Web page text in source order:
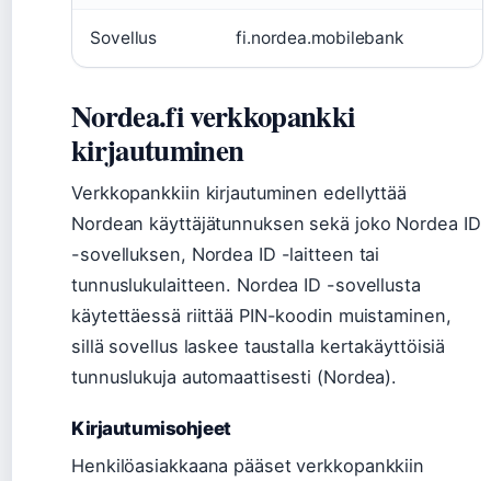
Sovellus fi.nordea.mobilebank
Nordea.fi verkkopankki
kirjautuminen
Verkkopankkiin kirjautuminen edellyttää
Nordean käyttäjätunnuksen sekä joko Nordea ID
-sovelluksen, Nordea ID -laitteen tai
tunnuslukulaitteen. Nordea ID -sovellusta
käytettäessä riittää PIN-koodin muistaminen,
sillä sovellus laskee taustalla kertakäyttöisiä
tunnuslukuja automaattisesti (Nordea).
Kirjautumisohjeet
Henkilöasiakkaana pääset verkkopankkiin